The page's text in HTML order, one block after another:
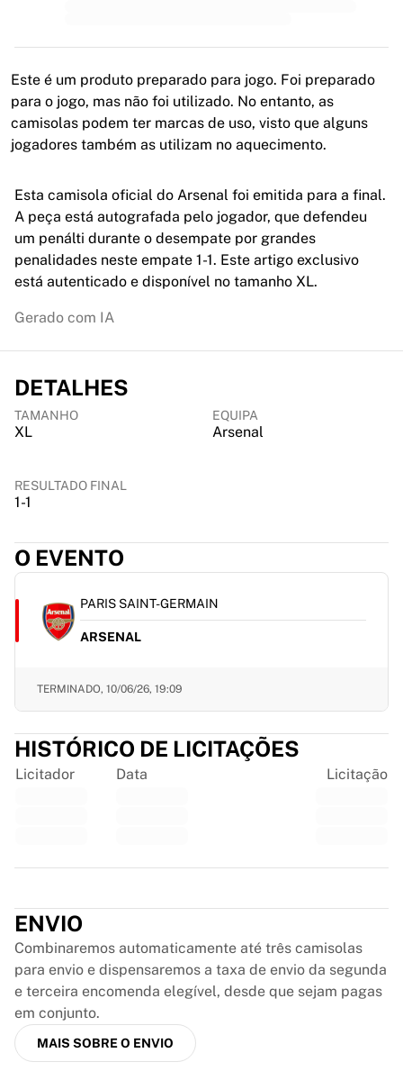
Futebol feminino dos EUA
NWSL
OL Lyonnes
Paris Saint-Germain Feminines
Arsenal WFC
Basquetebol
Destaques
Charlotte Hornets
Chicago Bulls
LA Clippers
Virtus Bologna
Ver tudo sobre basquetebol
Charlotte Hornets
Chicago Bulls
Portland Trail Blazers
Ver tudo sobre a NBA
Principais equipas europeias
Fenerbahçe Basquete
Eslovénia
Guerri Napoli
Outros desportos
Soudal Quick Step
Netcompany INEOS
EF Education
Team Jayco AlUla
Ver tudo sobre ciclismo
Bath Rugby
Harlequins
Ver tudo sobre râguebi
Críquete
England Cricket
Delhi Capitals
West Indies
Cricket Ireland
Ver tudo sobre críquete
Este é um produto preparado para jogo. Foi preparado
para o jogo, mas não foi utilizado. No entanto, as
camisolas podem ter marcas de uso, visto que alguns
jogadores também as utilizam no aquecimento.
Esta camisola oficial do Arsenal foi emitida para a final.
A peça está autografada pelo jogador, que defendeu
um penálti durante o desempate por grandes
penalidades neste empate 1-1. Este artigo exclusivo
está autenticado e disponível no tamanho XL.
Gerado com IA
DETALHES
TAMANHO
XL
EQUIPA
Arsenal
RESULTADO FINAL
1-1
O EVENTO
PARIS SAINT-GERMAIN
ARSENAL
TERMINADO, 10/06/26, 19:09
HISTÓRICO DE LICITAÇÕES
Licitador Data Licitação
ENVIO
Combinaremos automaticamente até três camisolas
para envio e dispensaremos a taxa de envio da segunda
e terceira encomenda elegível, desde que sejam pagas
em conjunto.
MAIS SOBRE O ENVIO